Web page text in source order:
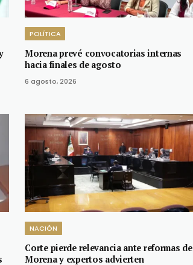
POLÍTICA
Morena prevé convocatorias internas
hacia finales de agosto
6 agosto, 2026
NACIÓN
Corte pierde relevancia ante reformas de
Morena y expertos advierten